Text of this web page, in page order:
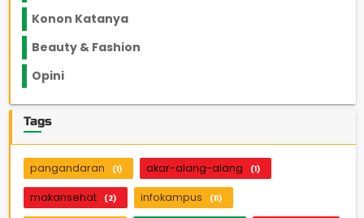
Konon Katanya
Beauty & Fashion
Opini
Tags
pangandaran (1) akar-alang-alang (1)
makansehat (2) infokampus (11)